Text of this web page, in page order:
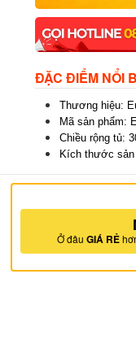
ĐẶC ĐIỂM NỔI
Thương hiệu:
Mã sản phẩm:
Chiều rộng tủ:
Kích thước sản
Ở đâu GIÁ RẺ